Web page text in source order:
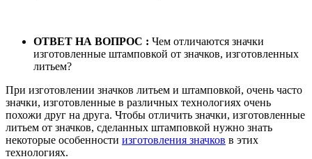
ОТВЕТ НА ВОПРОС : Чем отличаются значки
изготовленные штамповкой от значков, изготовленных
литьем?
При изготовлении значков литьем и штамповкой, очень часто
значки, изготовленные в различных технологиях очень
похожи друг на друга. Чтобы отличить значки, изготовленные
литьем от значков, сделанных штамповкой нужно знать
некоторые особенности изготовления значков в этих
технологиях.